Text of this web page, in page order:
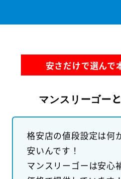
安さだけで選んで
マンスリーゴー
格安店の値段設定は何
安いんです！
マンスリーゴーは安心